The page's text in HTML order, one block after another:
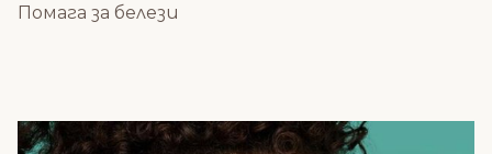
Помага за белези